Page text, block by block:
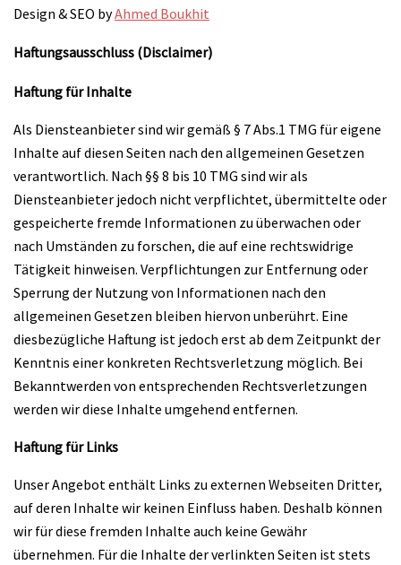
Design & SEO byAhmed Boukhit
Haftungsausschluss (Disclaimer)
Haftung für Inhalte
Als Diensteanbieter sind wir gemäß § 7 Abs.1 TMG für eigene
Inhalte auf diesen Seiten nach den allgemeinen Gesetzen
verantwortlich. Nach §§ 8 bis 10 TMG sind wir als
Diensteanbieter jedoch nicht verpflichtet, übermittelte oder
gespeicherte fremde Informationen zu überwachen oder
nach Umständen zu forschen, die auf eine rechtswidrige
Tätigkeit hinweisen. Verpflichtungen zur Entfernung oder
Sperrung der Nutzung von Informationen nach den
allgemeinen Gesetzen bleiben hiervon unberührt. Eine
diesbezügliche Haftung ist jedoch erst ab dem Zeitpunkt der
Kenntnis einer konkreten Rechtsverletzung möglich. Bei
Bekanntwerden von entsprechenden Rechtsverletzungen
werden wir diese Inhalte umgehend entfernen.
Haftung für Links
Unser Angebot enthält Links zu externen Webseiten Dritter,
auf deren Inhalte wir keinen Einfluss haben. Deshalb können
wir für diese fremden Inhalte auch keine Gewähr
übernehmen. Für die Inhalte der verlinkten Seiten ist stets